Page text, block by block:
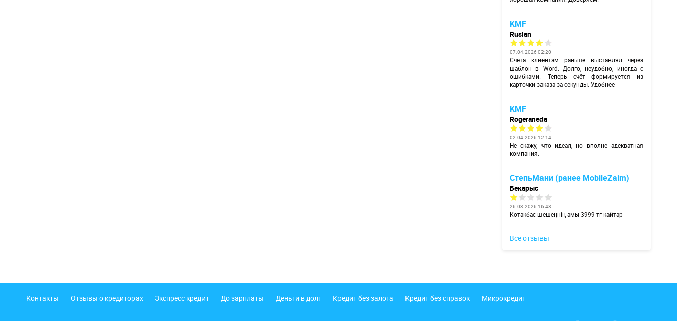
KMF
Ruslan
07.04.2026 02:20
Счета клиентам раньше выставлял через
шаблон в Word. Долго, неудобно, иногда с
ошибками. Теперь счёт формируется из
карточки заказа за секунды. Удобнее
KMF
Rogeraneda
02.04.2026 12:14
Не скажу, что идеал, но вполне адекватная
компания.
СтепьМани (ранее MobileZaim)
Бекарыс
26.03.2026 16:48
Котакбас шешеңнің амы 3999 тг кайтар
Все отзывы
Подвал
Контакты Отзывы о кредиторах Экспресс кредит До зарплаты Деньги в долг Кредит без залога Кредит без справок Микрокредит